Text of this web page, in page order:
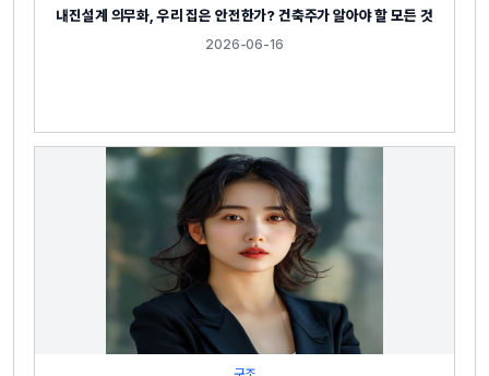
내진설계 의무화, 우리 집은 안전한가? 건축주가 알아야 할 모든 것
2026-06-16